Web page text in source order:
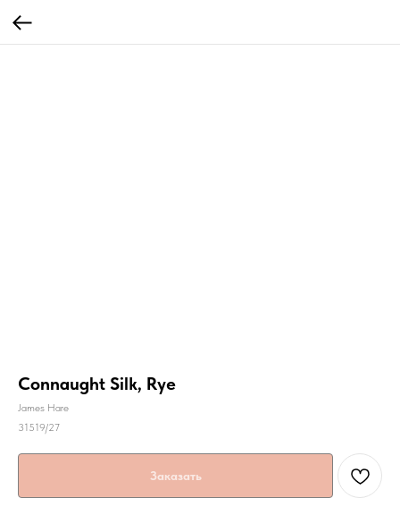
Connaught Silk, Rye
James Hare
31519/27
Заказать